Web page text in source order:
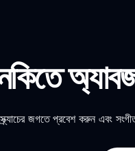
স্ক্র্যাচের জগতে প্রবেশ করুন এবং